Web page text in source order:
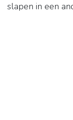
slapen in een